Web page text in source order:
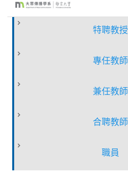
到
特聘教授
專任教師
兼任教師
合聘教師
職員